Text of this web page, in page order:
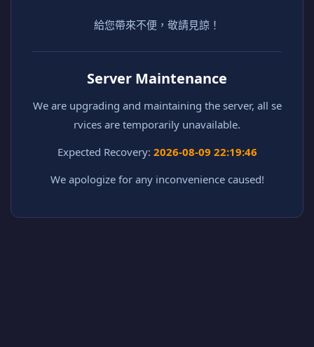
給您帶來不便，敬請見諒！
Server Maintenance
We are upgrading and maintaining the server, all se
rvices are temporarily unavailable.
Expected Recovery: 2026-08-09 22:19:46
We apologize for any inconvenience caused!